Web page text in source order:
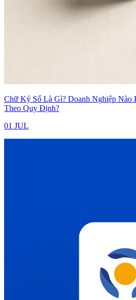
Chữ Ký Số Là Gì? Doanh Nghiệp Nào
Theo Quy Định?
01 JUL